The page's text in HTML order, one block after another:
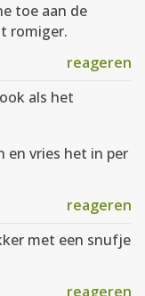
toe aan de
romiger.
reageren
als het
en vries het in per
reageren
met een snufje
reageren